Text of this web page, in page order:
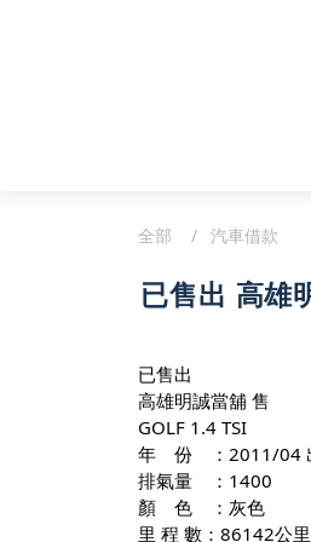
已售出 高雄
已售出
高雄明誠當舖 售
GOLF 1.4 TSI
年　份　：2011/04
排氣量　：1400
顏　色　：灰色
里 程 數：86142公
全部 汽車借款